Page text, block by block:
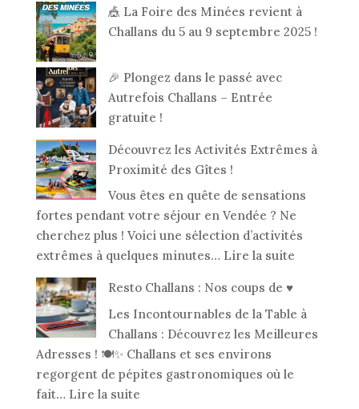
découvrir
la
Vendée
🎪 La Foire des Minées revient à
Challans du 5 au 9 septembre 2025 !
🎉 Plongez dans le passé avec
Autrefois Challans – Entrée
gratuite !
Découvrez les Activités Extrêmes à
Proximité des Gîtes !
Vous êtes en quête de sensations
fortes pendant votre séjour en Vendée ? Ne
cherchez plus ! Voici une sélection d’activités
extrêmes à quelques minutes… Lire la suite:
Activités
Extrêmes
Resto Challans : Nos coups de ♥️
Les Incontournables de la Table à
Challans : Découvrez les Meilleures
Adresses ! 🍽️✨ Challans et ses environs
regorgent de pépites gastronomiques où le
fait… Lire la suite: